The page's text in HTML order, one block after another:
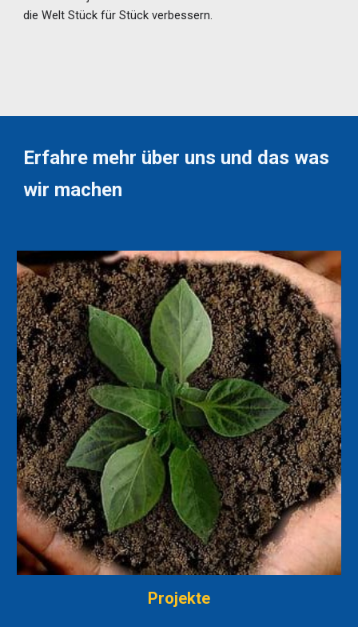
die Welt Stück für Stück verbessern.
Erfahre mehr über uns und das was
wir machen
Projekte